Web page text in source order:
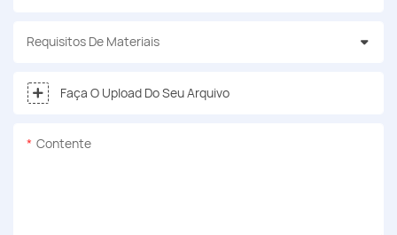
Requisitos De Materiais
Faça O Upload Do Seu Arquivo
Contente